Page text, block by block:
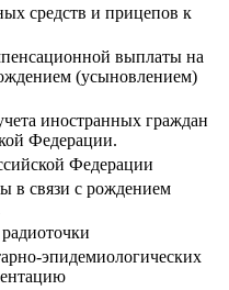
средств и прицепов к
выплаты на
(усыновлением)
иностранных граждан
Федерации.
Федерации
в связи с рождением
эпидемиологических